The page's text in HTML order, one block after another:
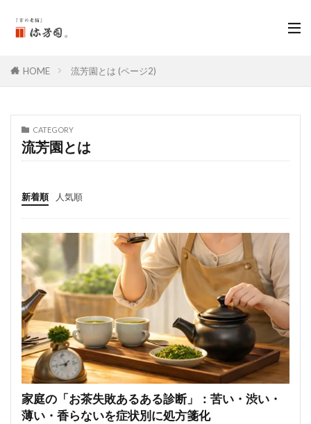
HOME 流芳園とは (ページ2)
CATEGORY
流芳園とは
新着順 人気順
家庭の「お茶失敗あるある診断」：苦い・渋い・
薄い・香らないを症状別に処方箋化